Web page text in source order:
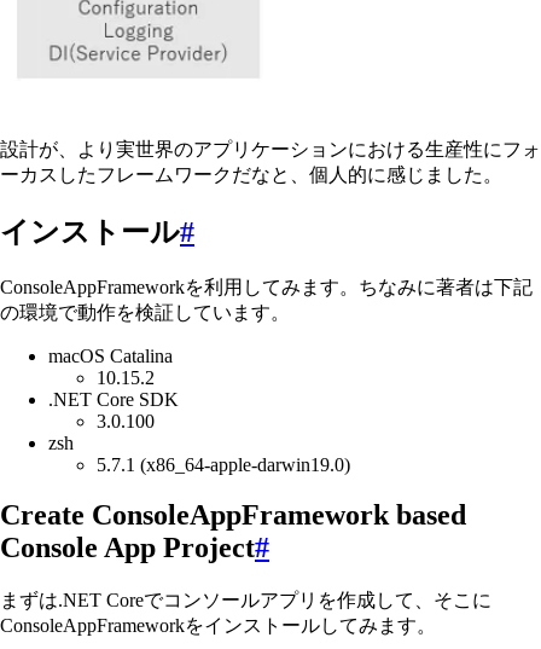
設計が、より実世界のアプリケーションにおける生産性にフォ
ーカスしたフレームワークだなと、個人的に感じました。
インストール#
ConsoleAppFrameworkを利用してみます。ちなみに著者は下記
の環境で動作を検証しています。
macOS Catalina
10.15.2
.NET Core SDK
3.0.100
zsh
5.7.1 (x86_64-apple-darwin19.0)
Create ConsoleAppFramework based
Console App Project#
まずは.NET Coreでコンソールアプリを作成して、そこに
ConsoleAppFrameworkをインストールしてみます。